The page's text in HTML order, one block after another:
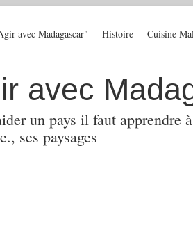
avec
un pays il faut apprendre
ses paysages
avec Madagascar" Histoire Cuisine